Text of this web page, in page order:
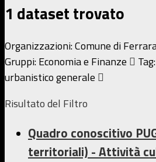
1 dataset trovato
Organizzazioni:Comune di
Gruppi:Economia e Finanze Tag:
urbanistico generale
Risultato del Filtro
Quadro conoscitivo
territoriali) - Attività